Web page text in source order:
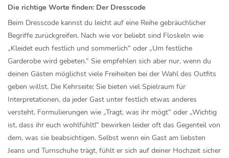
Die richtige Worte finden: Der Dresscode
Beim Dresscode kannst du leicht auf eine Reihe gebräuchlicher
Begriffe zurückgreifen. Nach wie vor beliebt sind Floskeln wie
„Kleidet euch festlich und sommerlich“ oder „Um festliche
Garderobe wird gebeten.“ Sie empfehlen sich aber nur, wenn du
deinen Gästen möglichst viele Freiheiten bei der Wahl des Outfits
geben willst. Die Kehrseite: Sie bieten viel Spielraum für
Interpretationen, da jeder Gast unter festlich etwas anderes
versteht. Formulierungen wie „Tragt, was ihr mögt“ oder „Wichtig
ist, dass ihr euch wohlfühlt!“ bewirken leider oft das Gegenteil von
dem, was sie beabsichtigen. Selbst wenn ein Gast am liebsten
Jeans und Turnschuhe trägt, fühlt er sich auf deiner Hochzeit sicher